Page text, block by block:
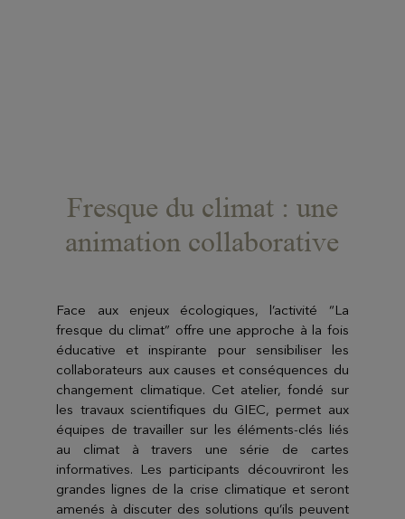
Fresque du climat : une
animation collaborative
Face aux enjeux écologiques, l’activité “La
fresque du climat” offre une approche à la fois
éducative et inspirante pour sensibiliser les
collaborateurs aux causes et conséquences du
changement climatique. Cet atelier, fondé sur
les travaux scientifiques du GIEC, permet aux
équipes de travailler sur les éléments-clés liés
au climat à travers une série de cartes
informatives. Les participants découvriront les
grandes lignes de la crise climatique et seront
amenés à discuter des solutions qu’ils peuvent